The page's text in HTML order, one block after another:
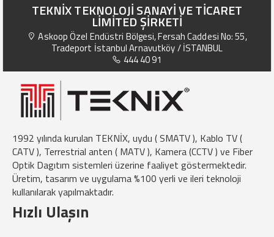
TEKNİX TEKNOLOJİ SANAYİ VE TİCARET
LİMİTED ŞİRKETİ
Askoop Özel Endüstri Bölgesi, Fersah Caddesi No: 55,
Tradeport İstanbul Arnavutköy / İSTANBUL
444 40 91
1992 yılında kurulan TEKNİX, uydu ( SMATV ), Kablo TV (
CATV ), Terrestrial anten ( MATV ), Kamera (CCTV ) ve Fiber
Optik Dagıtım sistemleri üzerine faaliyet göstermektedir.
Üretim, tasarım ve uygulama %100 yerli ve ileri teknoloji
kullanılarak yapılmaktadır.
Hızlı Ulaşın